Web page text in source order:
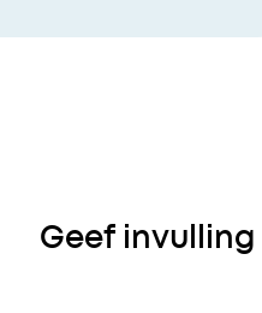
Geef